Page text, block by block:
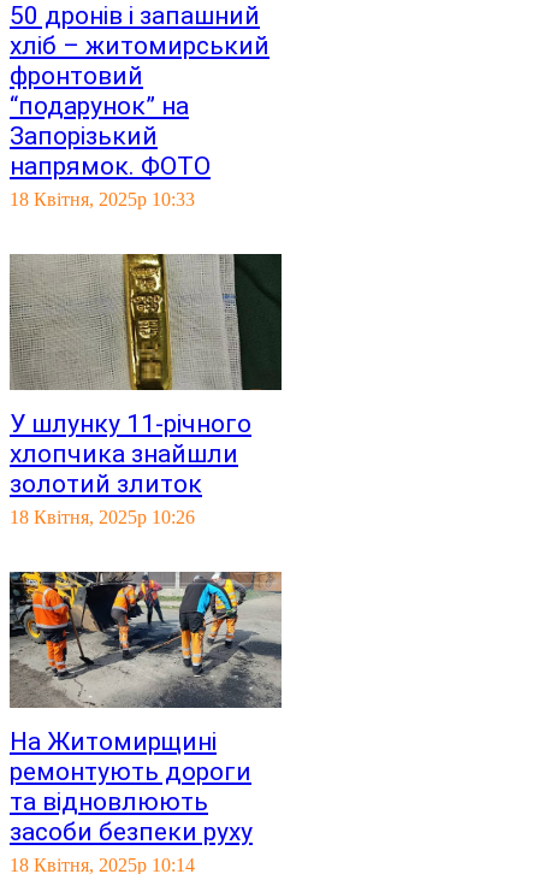
50 дронів і запашний
хліб – житомирський
фронтовий
“подарунок” на
Запорізький
напрямок. ФОТО
18 Квітня, 2025р 10:33
У шлунку 11-річного
хлопчика знайшли
золотий злиток
18 Квітня, 2025р 10:26
На Житомирщині
ремонтують дороги
та відновлюють
засоби безпеки руху
18 Квітня, 2025р 10:14